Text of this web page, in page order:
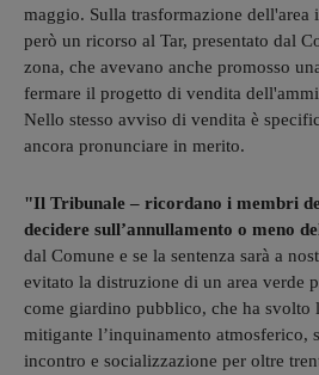
maggio. Sulla trasformazione dell'area
però un ricorso al Tar, presentato dal
zona, che avevano anche promosso
fermare il progetto di vendita
Nello stesso avviso di vendita è
ancora pronunciare in merito.
"Il Tribunale – ricordano i membri
decidere sull’annullamento o meno
dal Comune e se la sentenza sarà a
evitato la distruzione di un area verde
come giardino pubblico, che ha svolto
mitigante l’inquinamento atmosferico,
incontro e socializzazione per oltre